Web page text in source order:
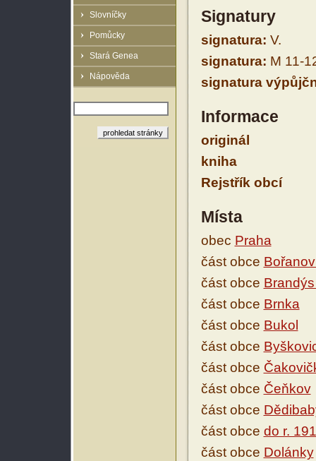
Slovníčky
Pomůcky
Stará Genea
Nápověda
Signatury
signatura: V.
signatura: M 11-
signatura
Informace
originál
kniha
Rejstřík obcí
Místa
obec Praha
část obce
část obce
část obce Brnka
část obce Bukol
část obce
část obce
část obce Čeňkov
část obce
část obce do r.
část obce Dolánky